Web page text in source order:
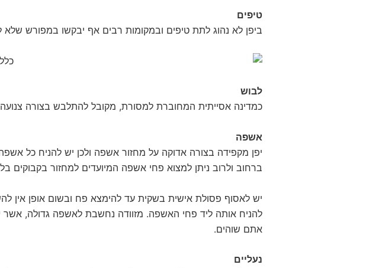
טיפים
ביפן לא נהוג לתת טיפים ובמקומות רבים אף יבקשו במפורש שלא
לבוש
כמדינה אסייתית המחוברת למסורת, מקובל להתלבש בצורה
אשפה
יפן מקפידה בצורה אדוקה על מחזור אשפה ולכן יש להניח כל
ברחוב ולרוב ניתן למצוא פחי אשפה המיועדים למחזור בקבוקים
יש לאסוף פסולת אישית בשקית עד להימצא פח ובשום אופן אין
להניח אותה ליד פחי האשפה. מזוודה נחשבת לאשפה גדולה, אשר
אתם שוהים.
נעליים